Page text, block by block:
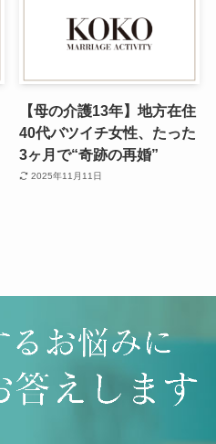
【母の介護13年】地方在住
40代バツイチ女性、たった
3ヶ月で“奇跡の再婚”
2025年11月11日